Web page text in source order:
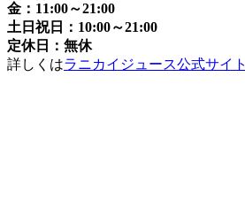
金：11:00～21:00
土日祝日：10:00～21:00
定休日：無休
詳しくはラニカイジュース公式サイト